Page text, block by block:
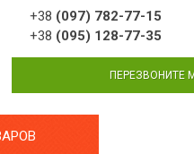
+38 (097) 782-77-15
+38 (095) 128-77-35
ПЕРЕЗВОНИТЕ